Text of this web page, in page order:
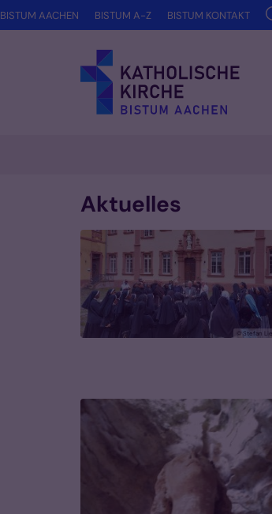
Zum Inhalt springen
BISTUM AACHEN BISTUM A-Z BISTUM KONTAKT
Aktuelles
© Stefan